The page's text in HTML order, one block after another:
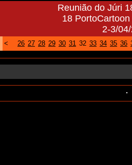
Reunião do Júri
18 PortoCartoon
2-3/
< 26 27 28 29 30 31 32 33 34 35 36